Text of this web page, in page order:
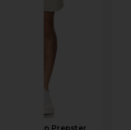
Lauren Prepster